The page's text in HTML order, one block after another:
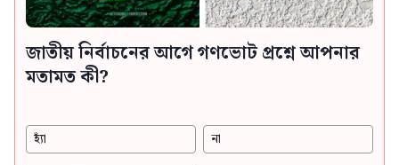
জাতীয় নির্বাচনের আগে গণভোট প্রশ্নে আপনার
মতামত কী?
হ্যাঁ না